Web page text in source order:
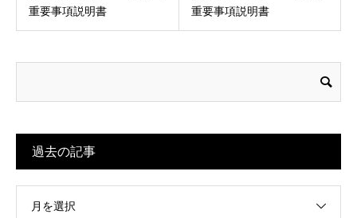
重要事項説明書
重要事項説明書
過去の記事
月を選択